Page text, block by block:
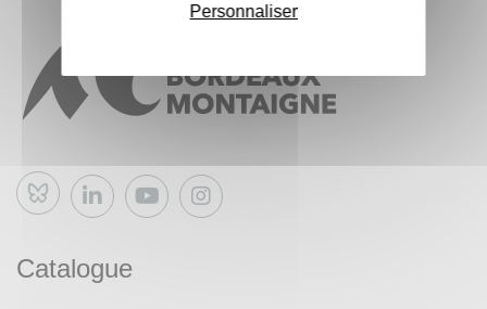
Bluesky
Catalogue
Personnaliser